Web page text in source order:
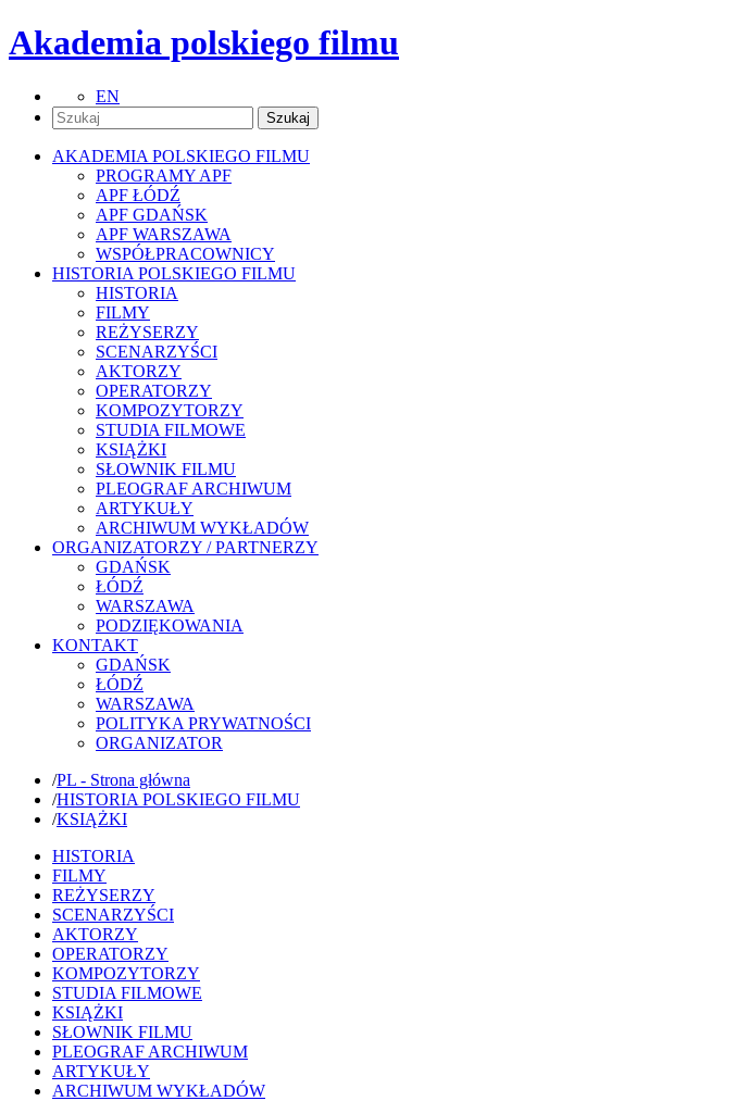
Akademia polskiego filmu
EN
AKADEMIA POLSKIEGO FILMU
PROGRAMY APF
APF ŁÓDŹ
APF GDAŃSK
APF WARSZAWA
WSPÓŁPRACOWNICY
HISTORIA POLSKIEGO FILMU
HISTORIA
FILMY
REŻYSERZY
SCENARZYŚCI
AKTORZY
OPERATORZY
KOMPOZYTORZY
STUDIA FILMOWE
KSIĄŻKI
SŁOWNIK FILMU
PLEOGRAF ARCHIWUM
ARTYKUŁY
ARCHIWUM WYKŁADÓW
ORGANIZATORZY / PARTNERZY
GDAŃSK
ŁÓDŹ
WARSZAWA
PODZIĘKOWANIA
KONTAKT
GDAŃSK
ŁÓDŹ
WARSZAWA
POLITYKA PRYWATNOŚCI
ORGANIZATOR
/PL - Strona główna
/HISTORIA POLSKIEGO FILMU
/KSIĄŻKI
HISTORIA
FILMY
REŻYSERZY
SCENARZYŚCI
AKTORZY
OPERATORZY
KOMPOZYTORZY
STUDIA FILMOWE
KSIĄŻKI
SŁOWNIK FILMU
PLEOGRAF ARCHIWUM
ARTYKUŁY
ARCHIWUM WYKŁADÓW